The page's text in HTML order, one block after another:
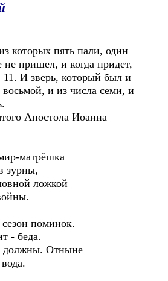
которых пять пали, один
не пришел, и когда придет,
11. И зверь, который был и
восьмой, и из числа семи, и
Апостола Иоанна
матрёшка
зурны,
ложкой
поминок.
- беда.
должны. Отныне